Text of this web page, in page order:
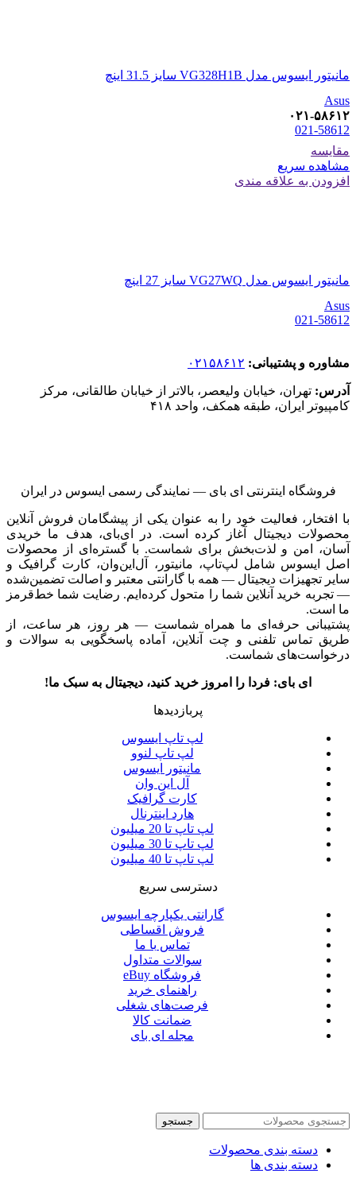
مانیتور ایسوس مدل VG328H1B سایز 31.5 اینچ
Asus
۰۲۱-۵۸۶۱۲
021-58612
مقایسه
مشاهده سریع
افزودن به علاقه مندی
مانیتور ایسوس مدل VG27WQ سایز 27 اینچ
Asus
021-58612
مشاوره و پشتیبانی: ۰۲۱۵۸۶۱۲
آدرس: تهران، خیابان ولیعصر، بالاتر از خیابان طالقانی، مرکز
کامپیوتر ایران، طبقه همکف، واحد ۴۱۸
فروشگاه اینترنتی ای‌ بای — نمایندگی رسمی ایسوس در ایران
با افتخار، فعالیت خود را به عنوان یکی از پیشگامان فروش آنلاین
محصولات دیجیتال آغاز کرده است. در ای‌بای، هدف ما خریدی
آسان، امن و لذت‌بخش برای شماست. با گستره‌ای از محصولات
اصل ایسوس شامل لپ‌تاپ، مانیتور، آل‌این‌وان، کارت گرافیک و
سایر تجهیزات دیجیتال — همه با گارانتی معتبر و اصالت تضمین‌شده
— تجربه خرید آنلاین شما را متحول کرده‌ایم. رضایت شما خط‌قرمز
ما است.
پشتیبانی حرفه‌ای ما همراه شماست — هر روز، هر ساعت، از
طریق تماس تلفنی و چت آنلاین، آماده پاسخگویی به سوالات و
درخواست‌های شماست.
ای بای: فردا را امروز خرید کنید، دیجیتال به سبک ما!
پربازدیدها
لپ تاپ ایسوس
لپ تاپ لنوو
مانیتور ایسوس
آل این وان
کارت گرافیک
هارد اینترنال
لپ تاپ تا 20 میلیون
لپ تاپ تا 30 میلیون
لپ تاپ تا 40 میلیون
دسترسی سریع
گارانتی یکپارچه ایسوس
فروش اقساطی
تماس با ما
سوالات متداول
فروشگاه eBuy
راهنمای خرید
فرصت‌های شغلی
ضمانت کالا
مجله ای بای
جستجو
دسته بندی محصولات
دسته بندی ها